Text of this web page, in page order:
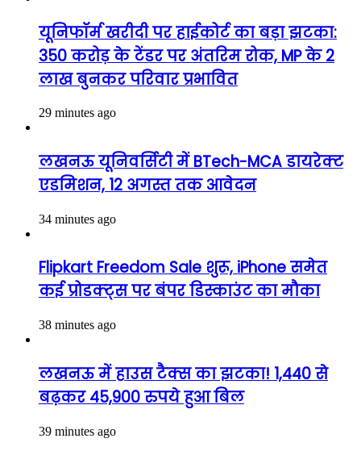
यूनिफॉर्म खरीदी पर हाईकोर्ट का बड़ा झटका:
350 करोड़ के टेंडर पर अंतरिम रोक, MP के 2
लाख बुनकर परिवार प्रभावित
29 minutes ago
लखनऊ यूनिवर्सिटी में BTech-MCA डायरेक्ट
एडमिशन, 12 अगस्त तक आवेदन
34 minutes ago
Flipkart Freedom Sale शुरू, iPhone समेत
कई प्रोडक्ट्स पर बंपर डिस्काउंट का मौका
38 minutes ago
लखनऊ में हाउस टैक्स का झटका! 1,440 से
बढ़कर 45,900 रुपये हुआ बिल
39 minutes ago